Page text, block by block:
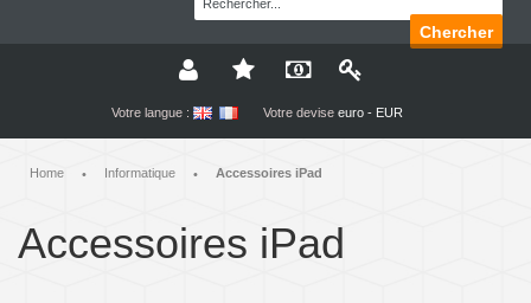
Chercher
Votre langue : Votre devise euro - EUR
Home • Informatique • Accessoires iPad
Accessoires iPad